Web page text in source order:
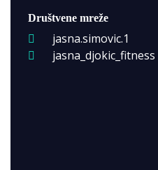
Društvene mreže
jasna.simovic.1
jasna_djokic_fitness